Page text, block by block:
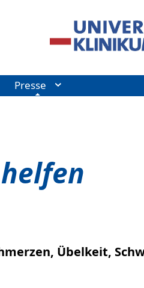
Presse
Übelkeit,